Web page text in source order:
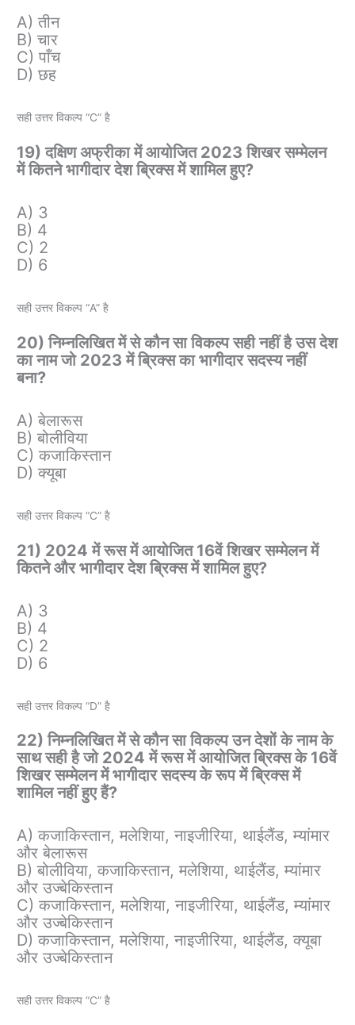
A) तीन
B) चार
C) पाँच
D) छह
सही उत्तर विकल्प “C” है
19) दक्षिण अफ्रीका में आयोजित 2023 शिखर सम्मेलन
में कितने भागीदार देश ब्रिक्स में शामिल हुए?
A) 3
B) 4
C) 2
D) 6
सही उत्तर विकल्प “A” है
20) निम्नलिखित में से कौन सा विकल्प सही नहीं है उस देश
का नाम जो 2023 में ब्रिक्स का भागीदार सदस्य नहीं
बना?
A) बेलारूस
B) बोलीविया
C) कजाकिस्तान
D) क्यूबा
सही उत्तर विकल्प “C” है
21) 2024 में रूस में आयोजित 16वें शिखर सम्मेलन में
कितने और भागीदार देश ब्रिक्स में शामिल हुए?
A) 3
B) 4
C) 2
D) 6
सही उत्तर विकल्प “D” है
22) निम्नलिखित में से कौन सा विकल्प उन देशों के नाम के
साथ सही है जो 2024 में रूस में आयोजित ब्रिक्स के 16वें
शिखर सम्मेलन में भागीदार सदस्य के रूप में ब्रिक्स में
शामिल नहीं हुए हैं?
A) कजाकिस्तान, मलेशिया, नाइजीरिया, थाईलैंड, म्यांमार
और बेलारूस
B) बोलीविया, कजाकिस्तान, मलेशिया, थाईलैंड, म्यांमार
और उज्बेकिस्तान
C) कजाकिस्तान, मलेशिया, नाइजीरिया, थाईलैंड, म्यांमार
और उज्बेकिस्तान
D) कजाकिस्तान, मलेशिया, नाइजीरिया, थाईलैंड, क्यूबा
और उज्बेकिस्तान
सही उत्तर विकल्प “C” है